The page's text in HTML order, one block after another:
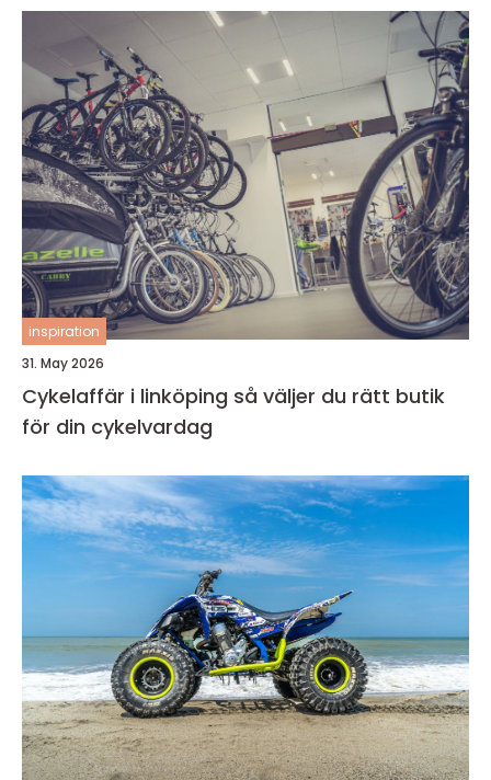
inspiration
31. May 2026
Cykelaffär i linköping så väljer du rätt butik
för din cykelvardag